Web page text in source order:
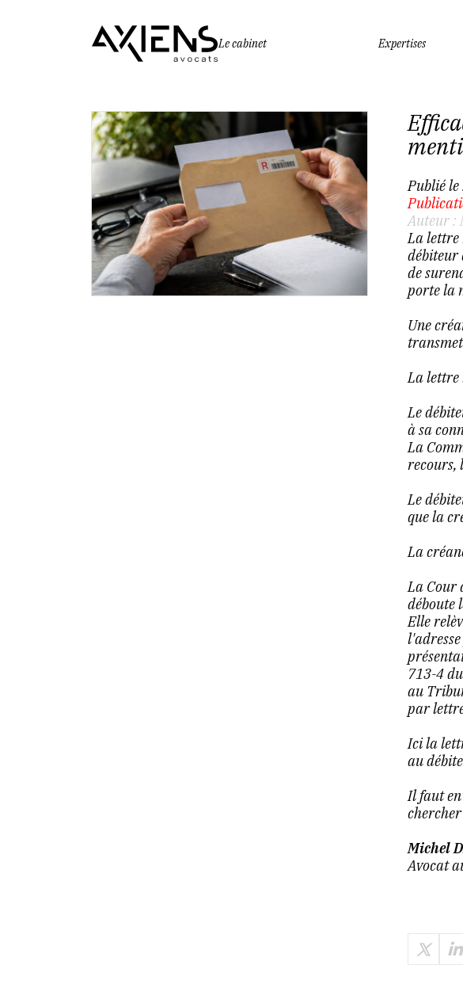
Le cabinet
Expertises
Auteur :
Publié le
La lettre
débiteur
de
porte la
Une
La lettre
Le
à sa
La
recours,
Le
que la
La
La Cour
déboute
Elle
713-4
au
par
Ici la
au
Il faut
Michel
Avocat